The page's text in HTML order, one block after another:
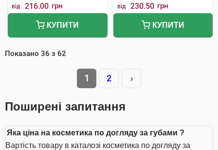
від 216.00 грн
КУПИТИ
від 230.50 грн
КУПИТИ
Показано 36 з 62
1 2 ›
Поширені запитання
Яка ціна на косметика по догляду за губами ?
Вартість товару в каталозі косметика по догляду за